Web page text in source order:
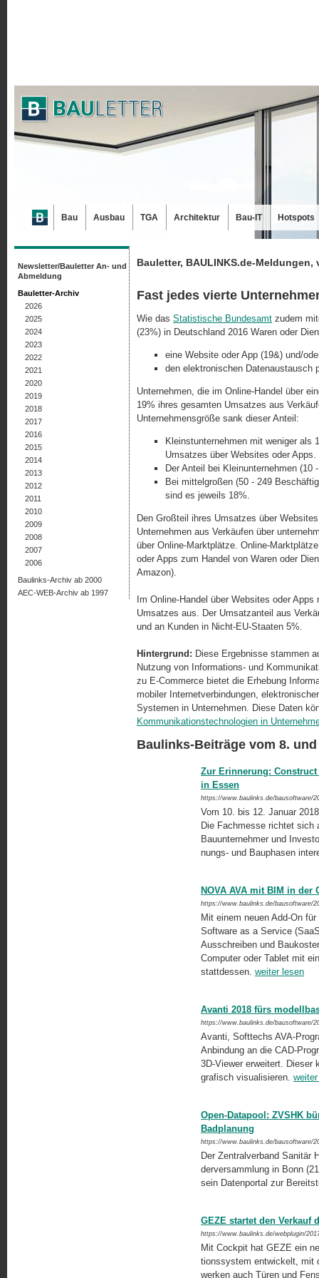
Bauletter, BAULINKS.de-Meldungen,
Fast jedes vierte
Wie das Statistische Bundesamt zudem
(23%) in Deutschland 2016 Waren oder
eine Website oder App (19&) und/
den elektronischen Datenaustausch
Unternehmen, die im Online-Handel über
19% ihres gesamten Umsatzes aus
Unternehmensgröße sank dieser Anteil:
Kleinstunternehmen mit weniger als
Umsatzes über Websites oder Apps.
Der Anteil bei Kleinunternehmen
Bei mittelgroßen (50 - 249
sind es jeweils 18%.
Den Großteil ihres Umsatzes über
Unternehmen aus Verkäufen über
über Online-Marktplätze. Online-
oder Apps zum Handel von Waren oder
Amazon).
Im Online-Handel über Websites oder
Umsatzes aus. Der Umsatzanteil aus
und an Kunden in Nicht-EU-Staaten 5%.
Hintergrund: Diese Ergebnisse stammen
Nutzung von Informations- und
zu E-Commerce bietet die Erhebung
mobiler Internetverbindungen,
Systemen in Unternehmen. Diese Daten
Kommunikationstechnologien in
Baulinks-Beiträge vom 8. und
Zur Erinnerung: Construct
in Essen
https://www.baulinks.de/bausoftware/
Vom 10. bis 12. Januar
Die Fachmesse richtet sich
Bauunternehmer und
nungs- und Bauphasen
NOVA AVA mit BIM in der
https://www.baulinks.de/bausoftware/
Mit einem neuen Add-On
Software as a Service
Ausschreiben und
Computer oder Tablet mit
stattdessen. weiter lesen
Avanti 2018 fürs
https://www.baulinks.de/bausoftware/
Avanti, Softtechs AVA-
Anbindung an die CAD-
3D-Viewer erweitert. Dieser
grafisch visualisieren.
Open-Datapool: ZVSHK
Badplanung
https://www.baulinks.de/bausoftware/
Der Zentralverband Sanitär
derversammlung in Bonn
sein Datenportal zur
GEZE startet den Verkauf
https://www.baulinks.de/webplugin/
Mit Cockpit hat GEZE ein
tionssystem entwickelt, mit
werken auch Türen und
Newsletter/Bauletter An- und
Abmeldung
Bauletter-Archiv
2026
2025
2024
2023
2022
2021
2020
2019
2018
2017
2016
2015
2014
2013
2012
2011
2010
2009
2008
2007
2006
Baulinks-Archiv ab 2000
AEC-WEB-Archiv ab 1997
Bau Ausbau TGA Architektur Bau-IT Hotspots